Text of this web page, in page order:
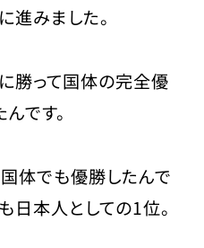
進みました。
勝って国体の完全優
です。
体でも優勝したんで
日本人としての1位。